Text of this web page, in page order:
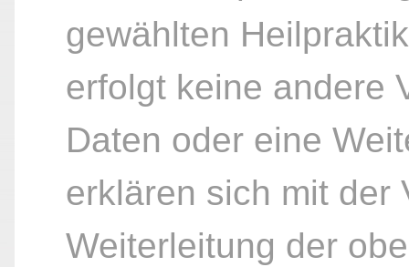
gewählten
erfolgt keine andere
Daten oder eine
erklären sich mit der
Weiterleitung der